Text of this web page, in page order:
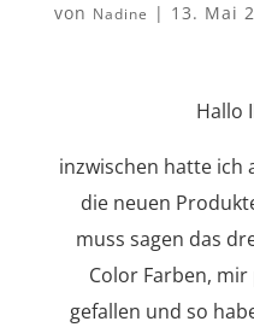
von Nadine | 13. Mai
Hallo
inzwischen hatte ich
die neuen
muss sagen das
Color Farben,
gefallen und so